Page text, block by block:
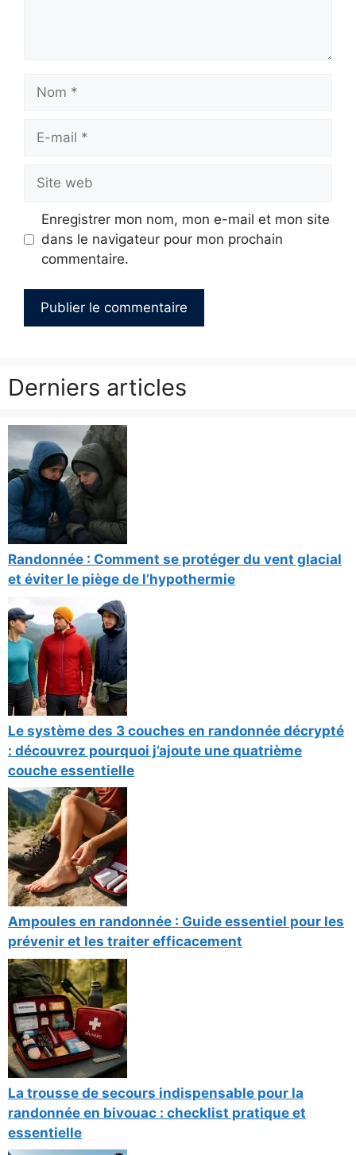
mail
web
Enregistrer mon nom, mon e-mail et mon site
dans le navigateur pour mon prochain
commentaire.
Derniers articles
Randonnée : Comment se protéger du vent glacial
et éviter le piège de l’hypothermie
Le système des 3 couches en randonnée décrypté
: découvrez pourquoi j’ajoute une quatrième
couche essentielle
Ampoules en randonnée : Guide essentiel pour les
prévenir et les traiter efficacement
La trousse de secours indispensable pour la
randonnée en bivouac : checklist pratique et
essentielle